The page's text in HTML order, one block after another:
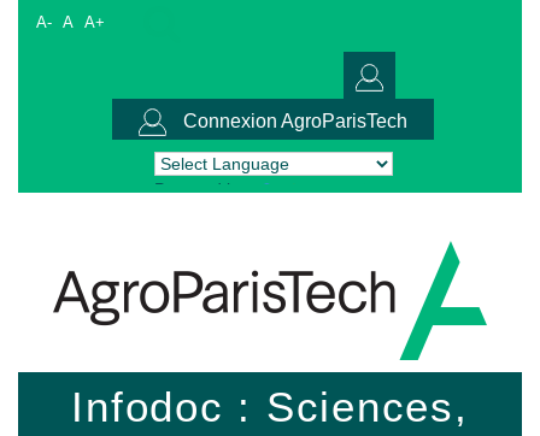
A- A A+
Connexion AgroParisTech
Powered by Translate
Infodoc : Sciences,